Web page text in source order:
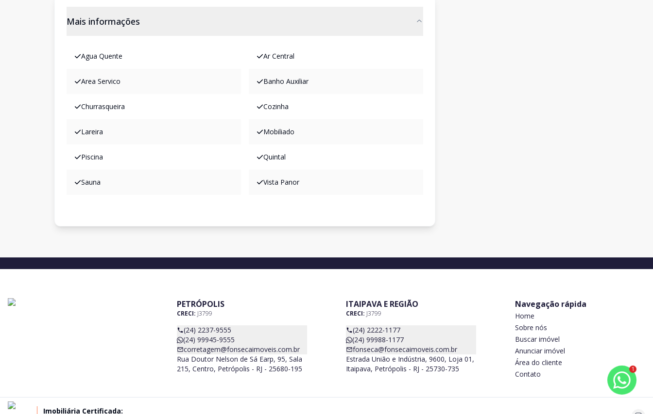
Mais informações
Agua Quente Ar Central
Area Servico Banho Auxiliar
Churrasqueira Cozinha
Lareira Mobiliado
Piscina Quintal
Sauna Vista Panor
PETRÓPOLIS
CRECI: J3799
(24) 2237-9555
(24) 99945-9555
corretagem@fonsecaimoveis.com.br
Rua Doutor Nelson de Sá Earp, 95, Sala
215, Centro, Petrópolis - RJ - 25680-195
ITAIPAVA E REGIÃO
CRECI: J3799
(24) 2222-1177
(24) 99988-1177
fonseca@fonsecaimoveis.com.br
Estrada União e Indústria, 9600, Loja 01,
Itaipava, Petrópolis - RJ - 25730-735
Navegação rápida
Home
Sobre nós
Buscar imóvel
Anunciar imóvel
Área do cliente
Contato
Imobiliária Certificada:
1